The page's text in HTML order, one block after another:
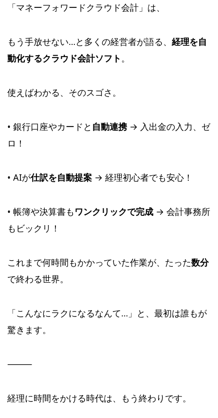
「マネーフォワードクラウド会計」は、
もう手放せない…と多くの経営者が語る、 経理を自
動化するクラウド会計ソフト。
使えばわかる、そのスゴさ。
• 銀行口座やカードと 自動連携→ 入出金の入力、ゼ
ロ！
• AIが仕訳を自動提案 → 経理初心者でも安心！
• 帳簿や決算書もワンクリックで完成 → 会計事務所
もビックリ！
これまで何時間もかかっていた作業が、たった数分
で終わる世界。
「こんなにラクになるなんて…」と、最初は誰もが
驚きます。
⸻
経理に時間をかける時代は、もう終わりです。